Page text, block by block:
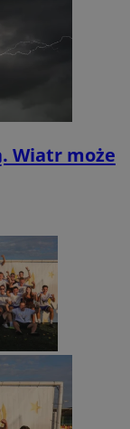
Wiatr może